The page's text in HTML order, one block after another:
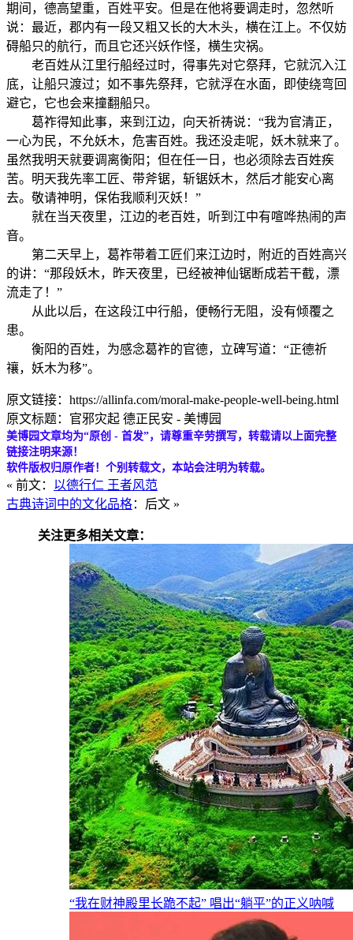
期间，德高望重，百姓平安。但是在他将要调走时，忽然听
说：最近，郡内有一段又粗又长的大木头，横在江上。不仅妨
碍船只的航行，而且它还兴妖作怪，横生灾祸。
老百姓从江里行船经过时，得事先对它祭拜，它就沉入江
底，让船只渡过；如不事先祭拜，它就浮在水面，即使绕弯回
避它，它也会来撞翻船只。
葛祚得知此事，来到江边，向天祈祷说：“我为官清正，
一心为民，不允妖木，危害百姓。我还没走呢，妖木就来了。
虽然我明天就要调离衡阳；但在任一日，也必须除去百姓疾
苦。明天我先率工匠、带斧锯，斩锯妖木，然后才能安心离
去。敬请神明，保佑我顺利灭妖！”
就在当天夜里，江边的老百姓，听到江中有喧哗热闹的声
音。
第二天早上，葛祚带着工匠们来江边时，附近的百姓高兴
的讲：“那段妖木，昨天夜里，已经被神仙锯断成若干截，漂
流走了！”
从此以后，在这段江中行船，便畅行无阻，没有倾覆之
患。
衡阳的百姓，为感念葛祚的官德，立碑写道：“正德祈
禳，妖木为移”。
原文链接：https://allinfa.com/moral-make-people-well-being.html
原文标题：官邪灾起 德正民安 - 美博园
美博园文章均为“原创 - 首发”，请尊重辛劳撰写，转载请以上面完整
链接注明来源！
软件版权归原作者！个别转载文，本站会注明为转载。
« 前文： 以德行仁 王者风范
古典诗词中的文化品格：后文 »
关注更多相关文章：
“我在财神殿里长跪不起” 唱出“躺平”的正义呐喊